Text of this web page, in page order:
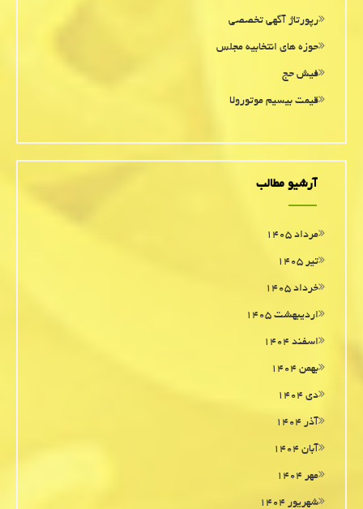
رپورتاژ آگهی تخصصی
حوزه های انتخابیه مجلس
فیش حج
قیمت بیسیم موتورولا
آرشیو مطالب
مرداد ۱۴۰۵
تیر ۱۴۰۵
خرداد ۱۴۰۵
اردیبهشت ۱۴۰۵
اسفند ۱۴۰۴
بهمن ۱۴۰۴
دی ۱۴۰۴
آذر ۱۴۰۴
آبان ۱۴۰۴
مهر ۱۴۰۴
شهریور ۱۴۰۴